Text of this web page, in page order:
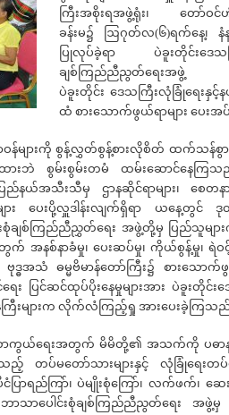
ကြီးအစိုးရအဖွဲ့ရုံး၊ တော်ဝင်
ခန်းမ၌ ဩဂုတ်လ(၆)ရက်နေ့၊ နံ
ပြုလုပ်ခဲ့ရာ ပဲခူးတိုင်းဒေသက
ချစ်ကြည်ညီညွတ်ရေးအဖွဲ့ တ
ပဲခူးတိုင်း ဒေသကြီးလုံခြုံရေးနှင့်န
ထံ စားသောက်ဖွယ်ရာများ ပေးအ
ျားကို စွန့်လွှတ်စွန့်စားလိုစိတ် ထက်သန်စွာဖ
းဘဲ စွမ်းစွမ်းတမံ ထမ်းဆောင်နေကြသ
နယ်အသီးသီမှ ဌာနဆိုင်ရာများ၊ စေတန
ား ပေးပို့လှူဒါန်းလျက်ရှိရာ ယနေ့တွင်
စုံချစ်ကြည်ညီညွှတ်ရေး အဖွဲ့တို့မှ ပြည်သူမျ
အနစ်နာခံမှု၊ ပေးဆပ်မှု၊ ကိုယ်စွန့်မှု၊ ရဲဝင့်စွ
ဒ္ဓအသံ ဓမ္မဗိမာန်တော်ကြီး၌ စားသောက်ဖွ
ေး ပြင်ဆင်ထုပ်ပိုးနေမှုများအား ပဲခူးတိုင်း
န်ကြီးများက လိုက်လံကြည့်ရှု အားပေးခဲ့ကြသ
ကွယ်ရေးအတွက် မိမိတို့၏ အသက်ကို ပဓာ
ည့် တပ်မတော်သားများနှင့် လုံခြုံရေးတ
ပြာရည်ကြာ်၊ ပဲမျိုးစုံကြော်၊ လက်ဖက်၊ ဆေ
ာသာပေါင်းစုံချစ်ကြည်ညီညွတ်ရေး အဖွဲ့မှ